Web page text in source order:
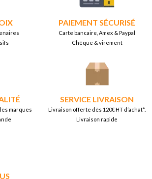
PAIEMENT SÉCURISÉ
Carte bancaire, Amex & Paypal
Chèque & virement
marques
SERVICE LIVRAISON
Livraison offerte dès 120€ HT d’achat*.
Livraison rapide